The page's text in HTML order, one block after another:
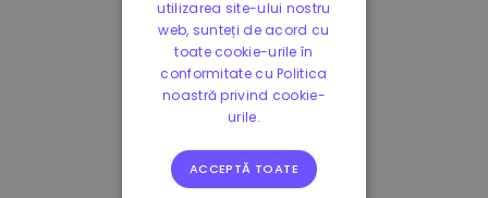
utilizarea site-ului nostru
web, sunteți de acord cu
toate cookie-urile în
conformitate cu Politica
noastră privind cookie-
urile.
ACCEPTĂ TOATE